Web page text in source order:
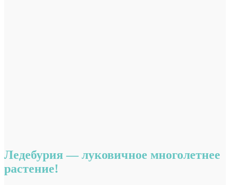
Ледебурия — луковичное многолетнее
растение!